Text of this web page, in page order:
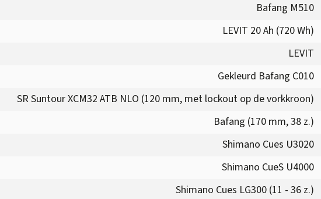
Bafang M510
LEVIT 20 Ah (720 Wh)
LEVIT
Gekleurd Bafang C010
SR Suntour XCM32 ATB NLO (120 mm, met lockout op de vorkkroon)
Bafang (170 mm, 38 z.)
Shimano Cues U3020
Shimano CueS U4000
Shimano Cues LG300 (11 - 36 z.)